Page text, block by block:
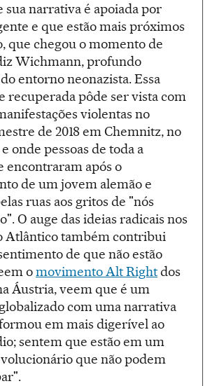
sua narrativa é apoiada por
e que estão mais próximos
que chegou o momento de
Wichmann, profundo
entorno neonazista. Essa
recuperada pôde ser vista com
violentas no
de 2018 em Chemnitz, no
onde pessoas de toda a
encontraram após o
de um jovem alemão e
ruas aos gritos de "nós
O auge das ideias radicais nos
Atlântico também contribui
de que não estão
omovimento Alt Rightdos
Áustria, veem que é um
com uma narrativa
em mais digerível ao
sentem que estão em um
que não podem